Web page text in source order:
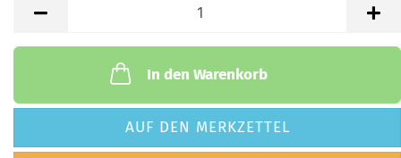
Lagerbestand:1
14,92 €
In den Warenkorb
AUF DEN MERKZETTEL